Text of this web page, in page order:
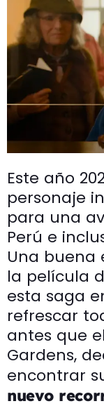
Este año
personaje
para una
Perú e
Una buena
la película
esta saga
refrescar
antes que
Gardens,
encontrar
nuevo